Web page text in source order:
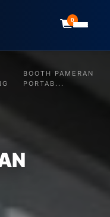
0
BOOTH PAMERAN
PORTAB...